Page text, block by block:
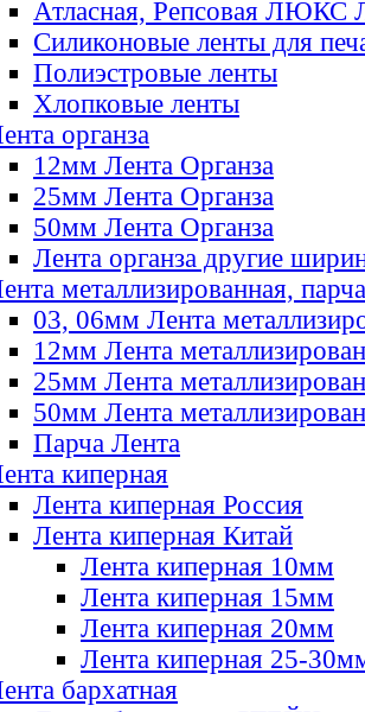
Атласная, Репсовая ЛЮКС
Силиконовые ленты для
Полиэстровые ленты
Хлопковые ленты
органза
12мм Лента Органза
25мм Лента Органза
50мм Лента Органза
Лента органза другие
металлизированная, парча
03, 06мм Лента
12мм Лента
25мм Лента
50мм Лента
Парча Лента
киперная
Лента киперная Россия
Лента киперная Китай
Лента киперная 10мм
Лента киперная 15мм
Лента киперная 20мм
Лента киперная 25-
бархатная